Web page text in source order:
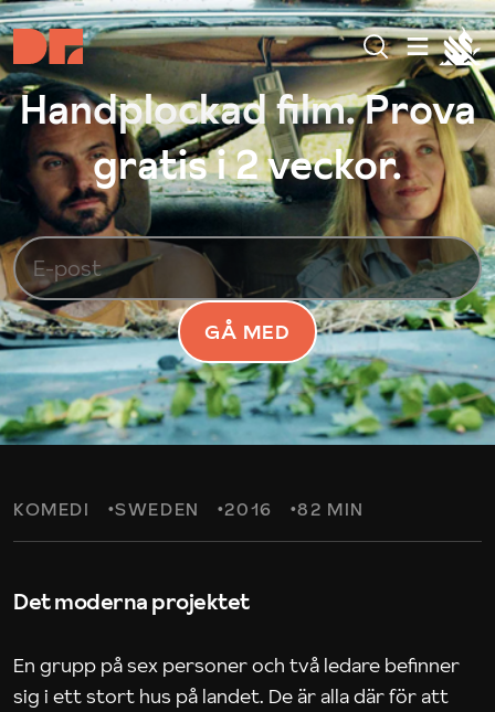
Handplockad film. Prova
gratis i 2 veckor.
GÅ MED
KOMEDI SWEDEN 2016 82 MIN
Det moderna projektet
En grupp på sex personer och två ledare befinner
sig i ett stort hus på landet. De är alla där för att